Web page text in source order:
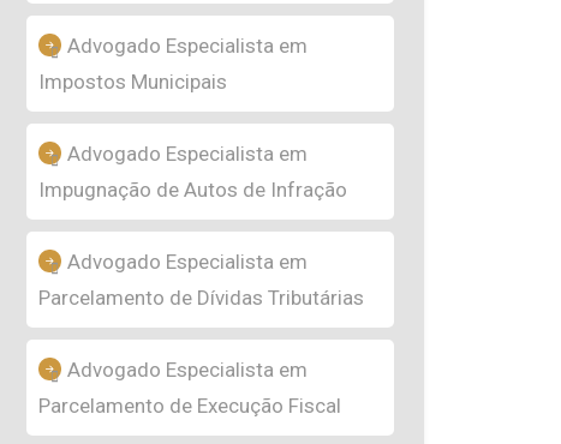
Advogado Especialista em
Impostos Municipais
Advogado Especialista em
Impugnação de Autos de Infração
Advogado Especialista em
Parcelamento de Dívidas Tributárias
Advogado Especialista em
Parcelamento de Execução Fiscal